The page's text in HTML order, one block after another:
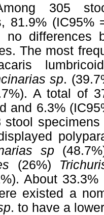
305
81.9% (IC95%
no differences
The most
sp.
A total of
and 6.3%
stool
sp
(26%)
About
existed a
. to have a